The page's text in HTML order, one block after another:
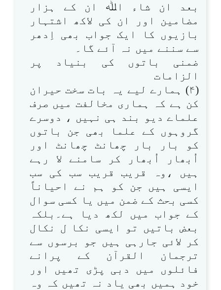
بعد ان شاء اﷲ ان کے ہزار
مضامین اور ان کی لاکھ اشتہار
بازیوں کا ایک جواب بھی اِدھر
سے سننے میں نہ آئے گا۔
ضمنی باتوں کی بنیاد پر
الزامات
(۴) ہمارے لیے یہ بات سخت حیران
کن ہے کہ ہماری مخالفت میں صرف
علماے دیو بند ہی نہیں ، دوسرے
گروہوں کے علما بھی جن باتوں
کو بار بار چھانٹ چھانٹ اور
اُبھار اُبھار کر سامنے لا رہے
ہیں ،وہ قریب قریب سب کی سب
ایسی ہیں جن کو ہم نے احیاناً
کسی بحث کے ضمن میں یا کسی سوال
کے جواب میں لکھ دیا ہے۔بلکہ
بعض باتیں تو ایسی نکا ل نکال
کر لائی جارہی ہیں جو برسوں سے
ترجمان القرآن کے پرانے
فائلوں میں دبی پڑی تھیں اور
خود ہمیں بھی یاد نہ تھیں کہ وہ